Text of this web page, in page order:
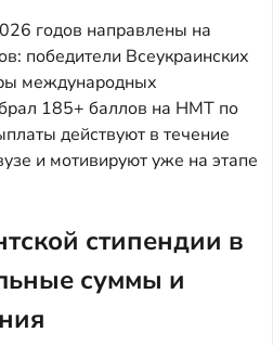
годов направлены на
победители Всеукраинских
международных
185+ баллов на НМТ по
действуют в течение
и мотивируют уже на этапе
стипендии в
суммы и